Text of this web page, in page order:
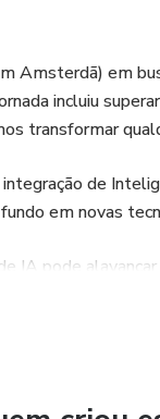
Amsterdã) em
incluiu
transformar
de
em novas
IA pode
estratégica,